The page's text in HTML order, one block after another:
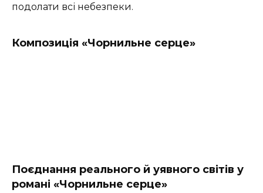
подолати всі небезпеки.
Композиція «Чорнильне серце»
Поєднання реального й уявного світів у
романі «Чорнильне серце»